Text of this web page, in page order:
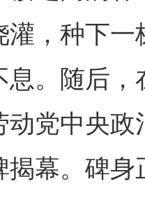
灌，种下
息。随后
动党中央
揭幕。碑